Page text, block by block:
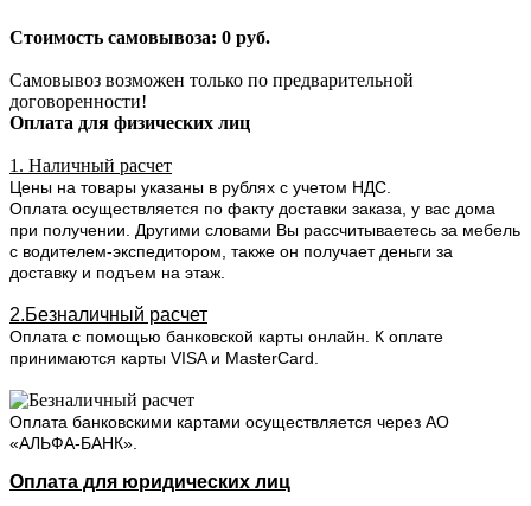
Стоимость самовывоза: 0 руб.
Самовывоз возможен только по предварительной
договоренности!
Оплата для физических лиц
1. Наличный расчет
Цены на товары указаны в рублях с учетом НДС.
Оплата осуществляется по факту доставки заказа, у вас дома
при получении. Другими словами Вы рассчитываетесь за мебель
с водителем-экспедитором, также он получает деньги за
доставку и подъем на этаж.
2.Безналичный расчет
Оплата с помощью банковской карты онлайн. К оплате
принимаются карты VISA и MasterCard.
Оплата банковскими картами осуществляется через АО
«АЛЬФА-БАНК».
Оплата для юридических лиц